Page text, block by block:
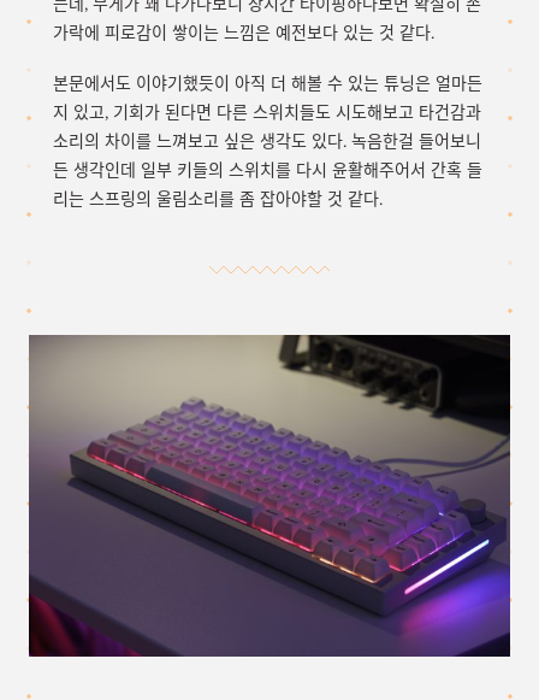
는데, 무게가 꽤 나가다보니 장시간 타이핑하다보면 확실히 손
가락에 피로감이 쌓이는 느낌은 예전보다 있는 것 같다.
본문에서도 이야기했듯이 아직 더 해볼 수 있는 튜닝은 얼마든
지 있고, 기회가 된다면 다른 스위치들도 시도해보고 타건감과
소리의 차이를 느껴보고 싶은 생각도 있다. 녹음한걸 들어보니
든 생각인데 일부 키들의 스위치를 다시 윤활해주어서 간혹 들
리는 스프링의 울림소리를 좀 잡아야할 것 같다.